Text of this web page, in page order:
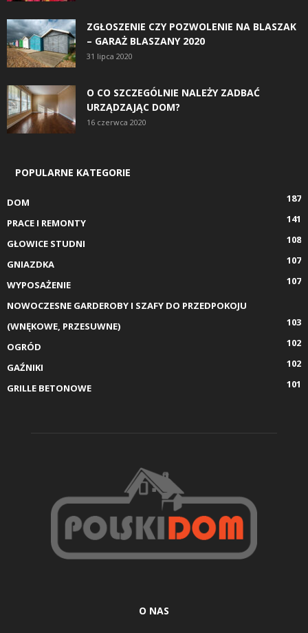
ZGŁOSZENIE CZY POZWOLENIE NA BLASZAK
– GARAŻ BLASZANY 2020
31 lipca 2020
O CO SZCZEGÓLNIE NALEŻY ZADBAĆ
URZĄDZAJĄC DOM?
16 czerwca 2020
POPULARNE KATEGORIE
DOM
187
PRACE I REMONTY
141
GŁOWICE STUDNI
108
GNIAZDKA
107
WYPOSAŻENIE
107
NOWOCZESNE GARDEROBY I SZAFY DO PRZEDPOKOJU
(WNĘKOWE, PRZESUWNE)
103
OGRÓD
102
GAŹNIKI
102
GRILLE BETONOWE
101
O NAS